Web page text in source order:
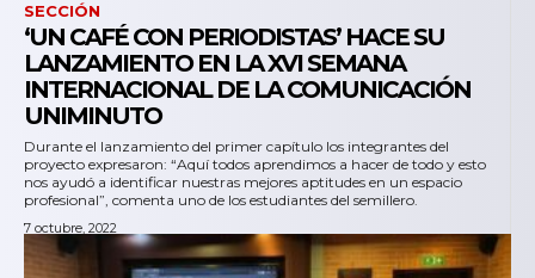
SECCIÓN
‘UN CAFÉ CON PERIODISTAS’ HACE SU
LANZAMIENTO EN LA XVI SEMANA
INTERNACIONAL DE LA COMUNICACIÓN
UNIMINUTO
Durante el lanzamiento del primer capítulo los integrantes del
proyecto expresaron: “Aquí todos aprendimos a hacer de todo y esto
nos ayudó a identificar nuestras mejores aptitudes en un espacio
profesional”, comenta uno de los estudiantes del semillero.
7 octubre, 2022